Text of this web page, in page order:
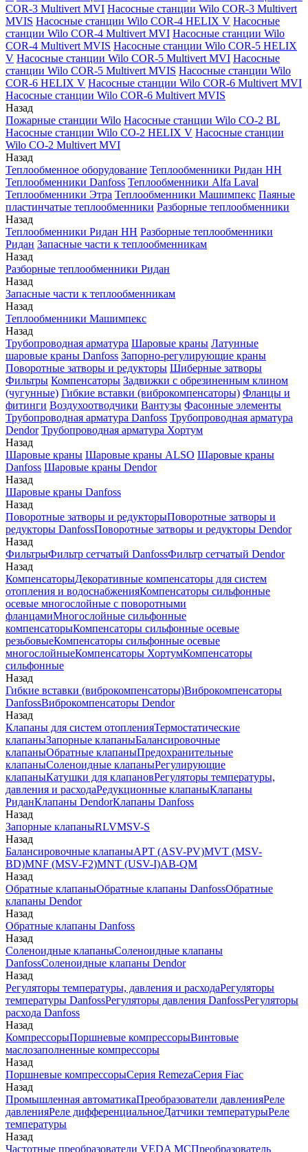
COR-3 Multivert MVI Насосные станции Wilo COR-3 Multivert
MVIS Насосные станции Wilo COR-4 HELIX V Насосные
станции Wilo COR-4 Multivert MVI Насосные станции Wilo
COR-4 Multivert MVIS Насосные станции Wilo COR-5 HELIX
V Насосные станции Wilo COR-5 Multivert MVI Насосные
станции Wilo COR-5 Multivert MVIS Насосные станции Wilo
COR-6 HELIX V Насосные станции Wilo COR-6 Multivert MVI
Насосные станции Wilo COR-6 Multivert MVIS
Назад
Пожарные станции Wilo Насосные станции Wilo CO-2 BL
Насосные станции Wilo CO-2 HELIX V Насосные станции
Wilo CO-2 Multivert MVI
Назад
Теплообменное оборудование Теплообменники Ридан НН
Теплообменники Danfoss Теплообменники Alfa Laval
Теплообменники Этра Теплообменники Машимпекс Паяные
пластинчатые теплообменники Разборные теплообменники
Назад
Теплообменники Ридан НН Разборные теплообменники
Ридан Запасные части к теплообменникам
Назад
Разборные теплообменники Ридан
Назад
Запасные части к теплообменникам
Назад
Теплообменники Машимпекс
Назад
Трубопроводная арматура Шаровые краны Латунные
шаровые краны Danfoss Запорно-регулирующие краны
Поворотные затворы и редукторы Шиберные затворы
Фильтры Компенсаторы Задвижки с обрезиненным клином
(чугунные) Гибкие вставки (виброкомпенсаторы) Фланцы и
фитинги Воздухоотводчики Вантузы Фасонные элементы
Трубопроводная арматура Danfoss Трубопроводная арматура
Dendor Трубопроводная арматура Хортум
Назад
Шаровые краны Шаровые краны ALSO Шаровые краны
Danfoss Шаровые краны Dendor
Назад
Шаровые краны Danfoss
Назад
Поворотные затворы и редукторыПоворотные затворы и
редукторы DanfossПоворотные затворы и редукторы Dendor
Назад
ФильтрыФильтр сетчатый DanfossФильтр сетчатый Dendor
Назад
КомпенсаторыДекоративные компенсаторы для систем
отопления и водоснабженияКомпенсаторы сильфонные
осевые многослойные с поворотными
фланцамиМногослойные сильфонные
компенсаторыКомпенсаторы сильфонные осевые
резьбовыеКомпенсаторы сильфонные осевые
многослойныеКомпенсаторы ХортумКомпенсаторы
сильфонные
Назад
Гибкие вставки (виброкомпенсаторы)Виброкомпенсаторы
DanfossВиброкомпенсаторы Dendor
Назад
Клапаны для систем отопленияТермостатические
клапаныЗапорные клапаныБалансировочные
клапаныОбратные клапаныПредохранительные
клапаныСоленоидные клапаныРегулирующие
клапаныКатушки для клапановРегуляторы температуры,
давления и расходаРедукционные клапаныКлапаны
РиданКлапаны DendorКлапаны Danfoss
Назад
Запорные клапаныRLVMSV-S
Назад
Балансировочные клапаныAPT (ASV-PV)MVT (MSV-
BD)MNF (MSV-F2)MNT (USV-I)AB-QM
Назад
Обратные клапаныОбратные клапаны DanfossОбратные
клапаны Dendor
Назад
Обратные клапаны Danfoss
Назад
Соленоидные клапаныСоленоидные клапаны
DanfossСоленоидные клапаны Dendor
Назад
Регуляторы температуры, давления и расходаРегуляторы
температуры DanfossРегуляторы давления DanfossРегуляторы
расхода Danfoss
Назад
КомпрессорыПоршневые компрессорыВинтовые
маслозаполненные компрессоры
Назад
Поршневые компрессорыСерия RemezaСерия Fiac
Назад
Промышленная автоматикаПреобразователи давленияРеле
давленияРеле дифференциальноеДатчики температурыРеле
температуры
Назад
Частотные преобразователи VEDA MCПреобразователь